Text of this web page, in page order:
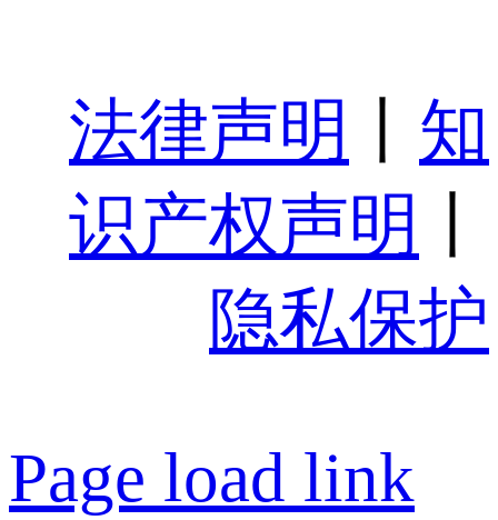
法律声明
知
识产权声明
隐私保护
Page load link